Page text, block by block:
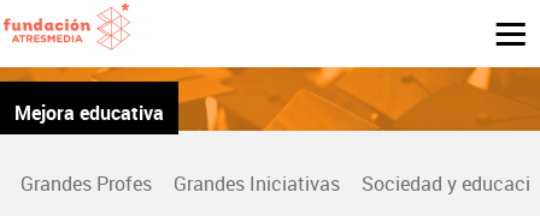
Mejora educativa
Grandes Profes Grandes Iniciativas Sociedad y